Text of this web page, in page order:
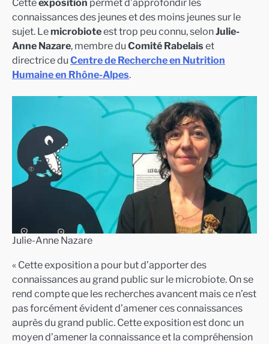
connaissances des jeunes et des moins jeunes sur le
sujet. Le microbioteest trop peu connu, selonJulie-
Anne Nazare, membre du Comité Rabelais et
directrice du Centre de Recherche en Nutrition
Humaine en Rhône-Alpes.
Julie-Anne Nazare
« Cette exposition a pour but d’apporter des
connaissances au grand public sur le microbiote. On se
rend compte que les recherches avancent mais ce n’est
pas forcément évident d’amener ces connaissances
auprès du grand public. Cette exposition est donc un
moyen d’amener la connaissance et la compréhension